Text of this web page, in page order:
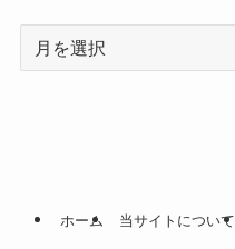
ホーム 当サイトについて